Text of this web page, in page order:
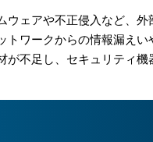
ウェアや不正侵入など、
トワークからの情報漏え
が不足し、セキュリティ